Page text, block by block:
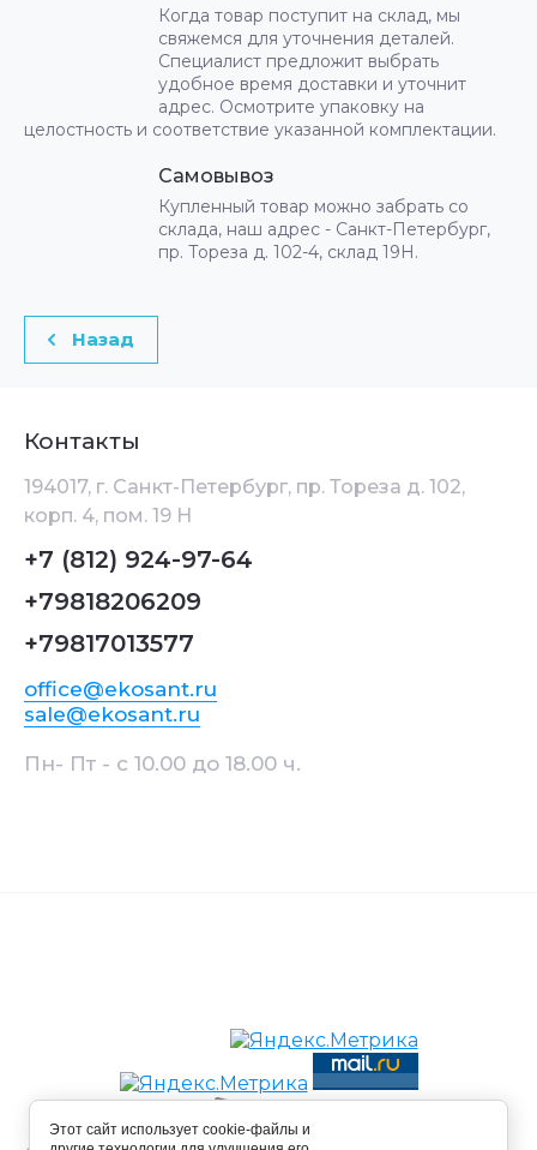
Когда товар поступит на склад, мы
свяжемся для уточнения деталей.
Специалист предложит выбрать
удобное время доставки и уточнит
адрес. Осмотрите упаковку на
целостность и соответствие указанной комплектации.
Самовывоз
Купленный товар можно забрать со
склада, наш адрес - Санкт-Петербург,
пр. Тореза д. 102-4, склад 19Н.
Назад
Контакты
194017, г. Санкт-Петербург, пр. Тореза д. 102,
корп. 4, пом. 19 Н
+7 (812) 924-97-64
+79818206209
+79817013577
office@ekosant.ru
sale@ekosant.ru
Пн- Пт - с 10.00 до 18.00 ч.
Этот сайт использует cookie-файлы и